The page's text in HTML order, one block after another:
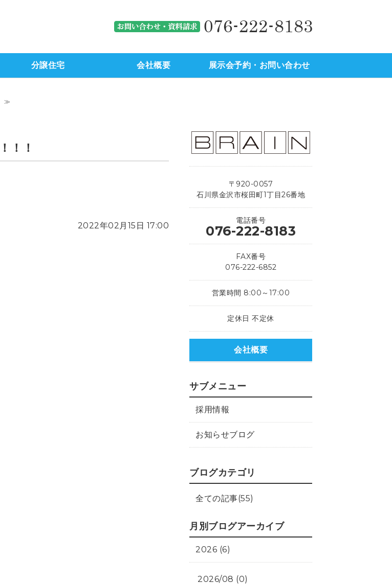
分譲住宅 会社概要 展示会予約・お問い合わせ
≫
！！
2022年02月15日 17:00
〒920-0057
石川県金沢市桜田町1丁目26番地
電話番号
076-222-8183
FAX番号
076-222-6852
営業時間 8:00～17:00
定休日 不定休
会社概要
サブメニュー
採用情報
お知らせブログ
ブログカテゴリ
全ての記事(55)
月別ブログアーカイブ
2026 (6)
2026/08 (0)